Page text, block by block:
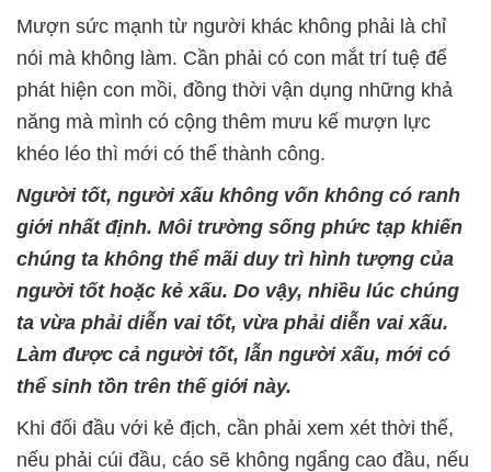
Mượn sức mạnh từ người khác không phải là chỉ
nói mà không làm. Cần phải có con mắt trí tuệ để
phát hiện con mồi, đồng thời vận dụng những khả
năng mà mình có cộng thêm mưu kế mượn lực
khéo léo thì mới có thể thành công.
Người tốt, người xấu không vốn không có ranh
giới nhất định. Môi trường sống phức tạp khiến
chúng ta không thể mãi duy trì hình tượng của
người tốt hoặc kẻ xấu. Do vậy, nhiều lúc chúng
ta vừa phải diễn vai tốt, vừa phải diễn vai xấu.
Làm được cả người tốt, lẫn người xấu, mới có
thể sinh tồn trên thế giới này.
Khi đối đầu với kẻ địch, cần phải xem xét thời thế,
nếu phải cúi đầu, cáo sẽ không ngẩng cao đầu, nếu